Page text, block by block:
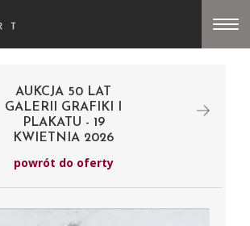
AUKCJA 50 LAT
GALERII GRAFIKI I
PLAKATU - 19
KWIETNIA 2026
powrót do oferty